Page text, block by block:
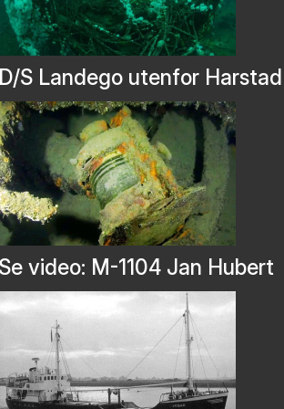
D/S Landego utenfor Harstad
Se video: M-1104 Jan Hubert